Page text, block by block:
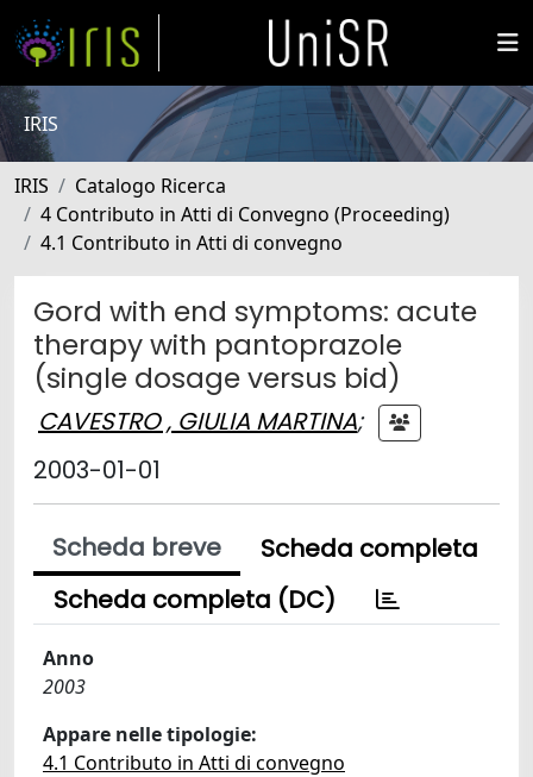
IRIS
IRIS
Catalogo Ricerca
4 Contributo in Atti di Convegno (Proceeding)
4.1 Contributo in Atti di convegno
Gord with end symptoms: acute
therapy with pantoprazole
(single dosage versus bid)
CAVESTRO , GIULIA MARTINA;
2003-01-01
Scheda breve
Scheda completa
Scheda completa (DC)
Anno
2003
Appare nelle tipologie:
4.1 Contributo in Atti di convegno